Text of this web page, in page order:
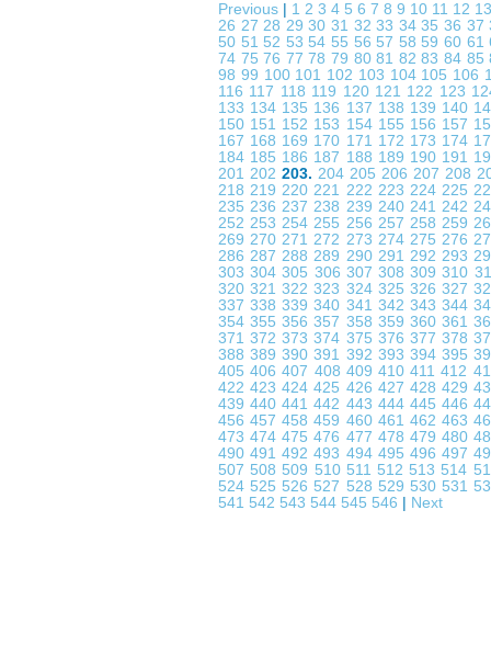
Previous 1 2 3 4 5 6 7 8 9 10 11 12
26 2728 293031 3233 343536 37
50 51 52 53 54 55 56 57 58 5960 61
74 7576 777879 8081 828384 85
98 99 100 101 102 103 104 105 106
116 117 118 119 120 121 122 123
133 134 135 136 137 138 139 140
150 151 152 153 154 155 156 157
167 168 169 170 171 172 173 174
184 185 186 187 188 189 190 191
201 202 203. 204 205 206 207 208
218219220221 222 223 224 225
235236237238 239 240 241 242
252253254255 256 257 258 259
269270271272 273 274 275 276
286287288289 290 291 292 293
303304305 306 307 308309310
320321322323 324 325 326 327
337338339340 341 342 343 344
354355356357 358 359 360 361
371372373374 375 376 377 378
388389390391 392 393 394 395
405406407 408 409 410411412
422423424425 426 427 428 429
439440441442 443 444 445 446
456457458459 460 461 462 463
473474475476 477 478 479 480
490491492493 494 495 496 497
507 508 509 510 511 512 513 514
524 525 526 527 528 529 530 531
541 542 543 544 545 546 Next